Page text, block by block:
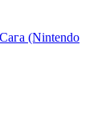
(Nintendo